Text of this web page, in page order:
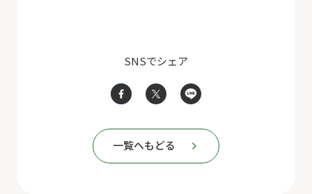
SNSでシェア
一覧へもどる